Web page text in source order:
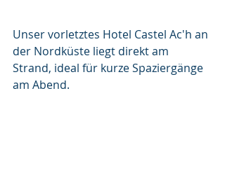
Unser vorletztes Hotel Castel Ac'h an
der Nordküste liegt direkt am
Strand, ideal für kurze Spaziergänge
am Abend.